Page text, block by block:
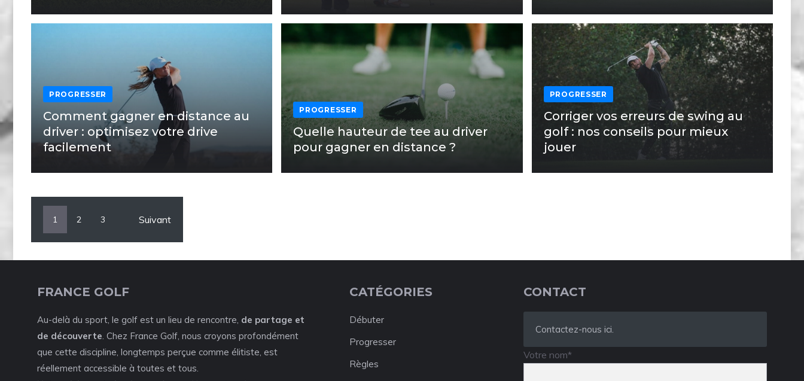
PROGRESSER
Comment gagner en distance au
driver : optimisez votre drive
facilement
PROGRESSER
Quelle hauteur de tee au driver
pour gagner en distance ?
PROGRESSER
Corriger vos erreurs de swing au
golf : nos conseils pour mieux
jouer
1 2 3 Suivant
FRANCE GOLF
Au-delà du sport, le golf est un lieu de rencontre, de partage et
de découverte. Chez France Golf, nous croyons profondément
que cette discipline, longtemps perçue comme élitiste, est
réellement accessible à toutes et tous.
CATÉGORIES
Débuter
Progresser
Règles
CONTACT
Contactez-nous ici.
Votre nom*